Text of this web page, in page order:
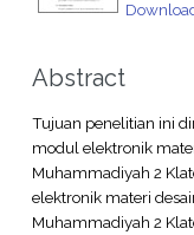
Abstract
Tujuan penelitian ini
modul elektronik
Muhammadiyah 2
elektronik materi
Muhammadiyah 2